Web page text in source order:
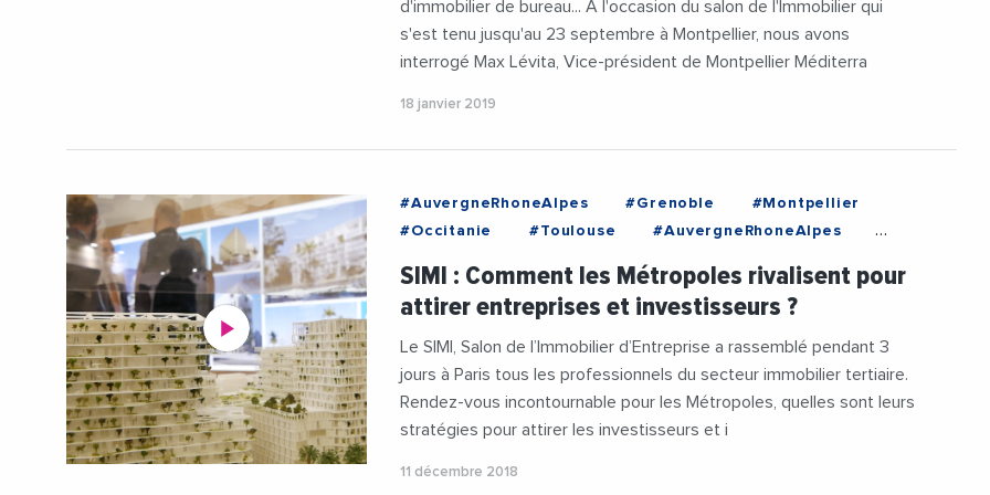
d'immobilier de bureau... A l'occasion du salon de l'Immobilier qui
s'est tenu jusqu'au 23 septembre à Montpellier, nous avons
interrogé Max Lévita, Vice-président de Montpellier Méditerra
18 janvier 2019
#AuvergneRhoneAlpes #Grenoble
#Montpellier
#Occitanie
#Toulouse
#AuvergneRhoneAlpes
#ChristophePerez
#DominiqueFaure
#Grenoble
#Immobilier
#MetropoleDeGrenoble
#MetropoleDeMontpellier
#MetropoleDeToulouse
#Montpellier
#Occitanie
#Toulouse
#Urbanisme
#Videos
SIMI : Comment les Métropoles rivalisent pour
attirer entreprises et investisseurs ?
Le SIMI, Salon de l’Immobilier d’Entreprise a rassemblé pendant 3
jours à Paris tous les professionnels du secteur immobilier tertiaire.
Rendez-vous incontournable pour les Métropoles, quelles sont leurs
stratégies pour attirer les investisseurs et i
11 décembre 2018